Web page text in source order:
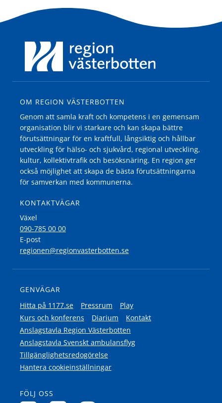
OM REGION VÄSTERBOTTEN
Genom att samla kraft och kompetens i en gemensam
organisation blir vi starkare och kan skapa bättre
förutsättningar för en kraftfull, långsiktig och hållbar
utveckling för hälso- och sjukvård, regional utveckling,
kultur, kollektivtrafik och besöksnäring. En region ger
också möjlighet att skapa de bästa förutsättningarna
för samverkan med kommunerna.
KONTAKTVÄGAR
Växel
090-785 00 00
E-post
regionen@regionvasterbotten.se
GENVÄGAR
Hitta på 1177.se
Pressrum
Play
Kurs och konferens
Diarium
Kontakt
Anslagstavla Region Västerbotten
Anslagstavla Svenskt ambulansflyg
Tillgänglighetsredogörelse
Hantera cookieinställningar
FÖLJ OSS